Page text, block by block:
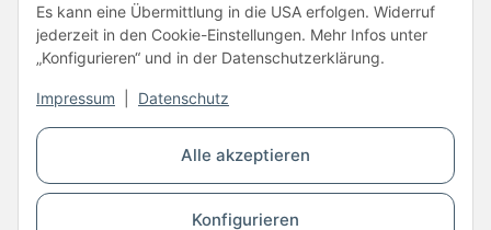
Alle akzeptieren
Konfigurieren
Es kann eine Übermittlung in die USA erfolgen. Widerruf
jederzeit in den Cookie-Einstellungen. Mehr Infos unter
„Konfigurieren“ und in der Datenschutzerklärung.
Impressum Datenschutz
Vertrag widerrufen
* Alle Preise inkl. gesetzlicher USt., zzgl.Versand
© Copyright © 2026 www.kartons24.de